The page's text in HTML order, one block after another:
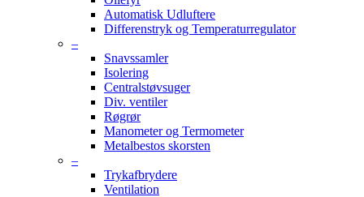
Automatisk Udluftere
Differenstryk og Temperaturregulator
–
Snavssamler
Isolering
Centralstøvsuger
Div. ventiler
Røgrør
Manometer og Termometer
Metalbestos skorsten
–
Trykafbrydere
Ventilation